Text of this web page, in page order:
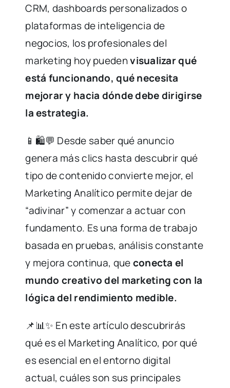
CRM, dashboards personalizados o
plataformas de inteligencia de
negocios, los profesionales del
marketing hoy puedenvisualizar qué
está funcionando, qué necesita
mejorar y hacia dónde debe dirigirse
la estrategia.
📱🛍️💬 Desde saber qué anuncio
genera más clics hasta descubrir qué
tipo de contenido convierte mejor, el
Marketing Analítico permite dejar de
“adivinar” y comenzar a actuar con
fundamento. Es una forma de trabajo
basada en pruebas, análisis constante
y mejora continua, queconecta el
mundo creativo del marketing con la
lógica del rendimiento medible.
📌📊✨ En este artículo descubrirás
qué es el Marketing Analítico, por qué
es esencial en el entorno digital
actual, cuáles son sus principales